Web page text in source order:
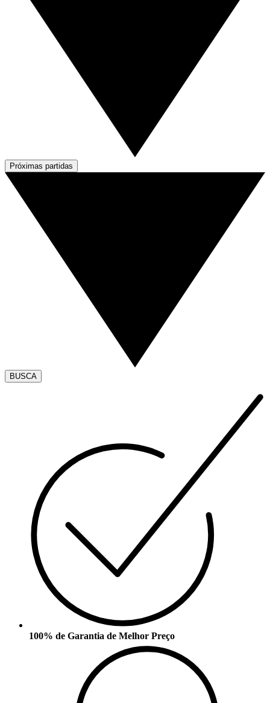
Próximas partidas
BUSCA
100% de Garantia de Melhor Preço